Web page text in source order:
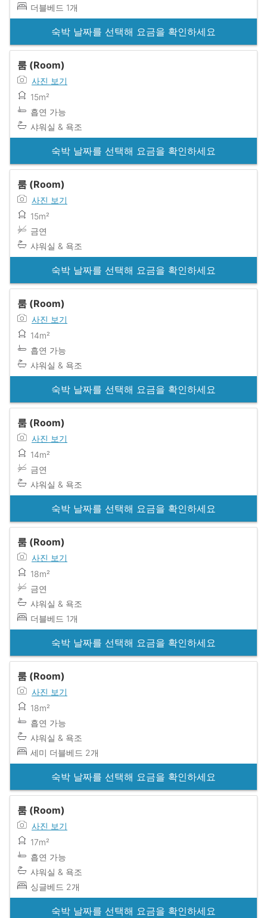
더블베드 1개
숙박 날짜를 선택해 요금을 확인하세요
룸 (Room)
사진 보기
15m²
흡연 가능
샤워실 & 욕조
숙박 날짜를 선택해 요금을 확인하세요
룸 (Room)
사진 보기
15m²
금연
샤워실 & 욕조
숙박 날짜를 선택해 요금을 확인하세요
룸 (Room)
사진 보기
14m²
흡연 가능
샤워실 & 욕조
숙박 날짜를 선택해 요금을 확인하세요
룸 (Room)
사진 보기
14m²
금연
샤워실 & 욕조
숙박 날짜를 선택해 요금을 확인하세요
룸 (Room)
사진 보기
18m²
금연
샤워실 & 욕조
더블베드 1개
숙박 날짜를 선택해 요금을 확인하세요
룸 (Room)
사진 보기
18m²
흡연 가능
샤워실 & 욕조
세미 더블베드 2개
숙박 날짜를 선택해 요금을 확인하세요
룸 (Room)
사진 보기
17m²
흡연 가능
샤워실 & 욕조
싱글베드 2개
숙박 날짜를 선택해 요금을 확인하세요